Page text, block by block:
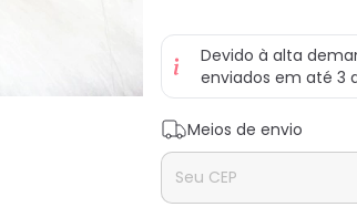
Devido à alta
enviados em até 3
Entregas para o CEP:
Meios de envio